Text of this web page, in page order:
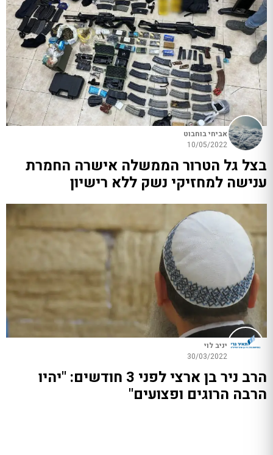
אביחי בוחבוט
10/05/2022
בצל גל הטרור הממשלה אישרה החמרת
ענישה למחזיקי נשק ללא רישיון
יניב לוי
30/03/2022
הרב ניר בן ארצי לפני 3 חודשים: "יהיו
הרבה הרוגים ופצועים"